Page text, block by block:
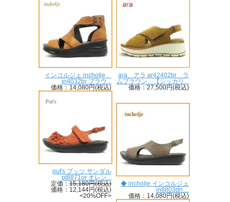
インコルジェ incholje
in4032br ブラウ...
価格：14,080円(税込)
ara アラ ar42402br ラ
ムブラウン 【シッカリ...
価格：27,500円(税込)
put's プッツ サンダル
pt8871or オレン...
定価： 15,180円(税込)
価格：12,144円(税込)
<20%OFF>
◆ incholje インコルジェ
in8803dn ...
価格：14,080円(税込)